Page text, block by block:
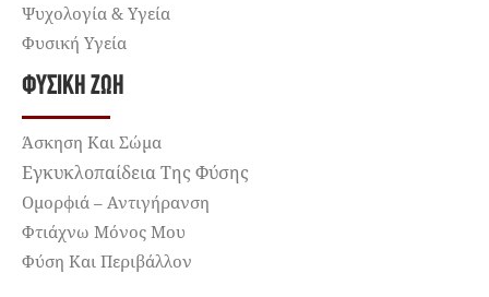
Ψυχολογία & Υγεία
Φυσική Υγεία
ΦΥΣΙΚΉ ΖΩΉ
Άσκηση Και Σώμα
Εγκυκλοπαίδεια Της Φύσης
Ομορφιά – Αντιγήρανση
Φτιάχνω Μόνος Μου
Φύση Και Περιβάλλον